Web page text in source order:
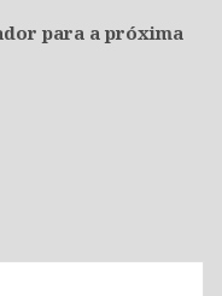
para a próxima